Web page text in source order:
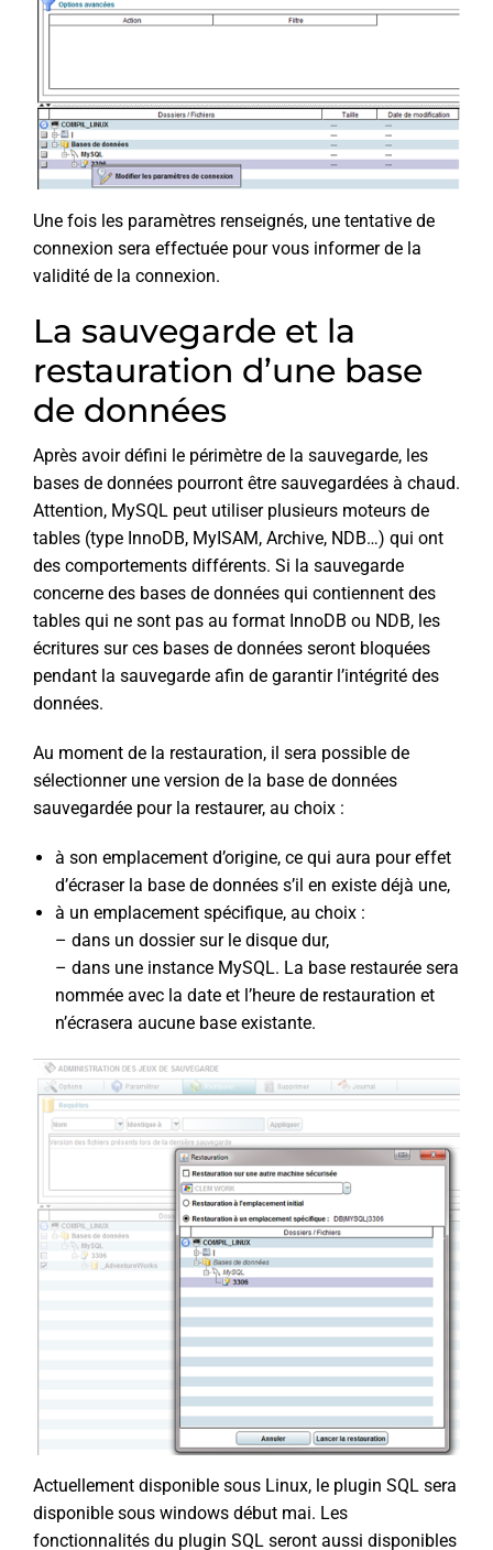
Une fois les paramètres renseignés, une tentative de
connexion sera effectuée pour vous informer de la
validité de la connexion.
La sauvegarde et la
restauration d’une base
de données
Après avoir défini le périmètre de la sauvegarde, les
bases de données pourront être sauvegardées à chaud.
Attention, MySQL peut utiliser plusieurs moteurs de
tables (type InnoDB, MyISAM, Archive, NDB…) qui ont
des comportements différents. Si la sauvegarde
concerne des bases de données qui contiennent des
tables qui ne sont pas au format InnoDB ou NDB, les
écritures sur ces bases de données seront bloquées
pendant la sauvegarde afin de garantir l’intégrité des
données.
Au moment de la restauration, il sera possible de
sélectionner une version de la base de données
sauvegardée pour la restaurer, au choix :
à son emplacement d’origine, ce qui aura pour effet
d’écraser la base de données s’il en existe déjà une,
à un emplacement spécifique, au choix :
– dans un dossier sur le disque dur,
– dans une instance MySQL. La base restaurée sera
nommée avec la date et l’heure de restauration et
n’écrasera aucune base existante.
Actuellement disponible sous Linux, le plugin SQL sera
disponible sous windows début mai. Les
fonctionnalités du plugin SQL seront aussi disponibles